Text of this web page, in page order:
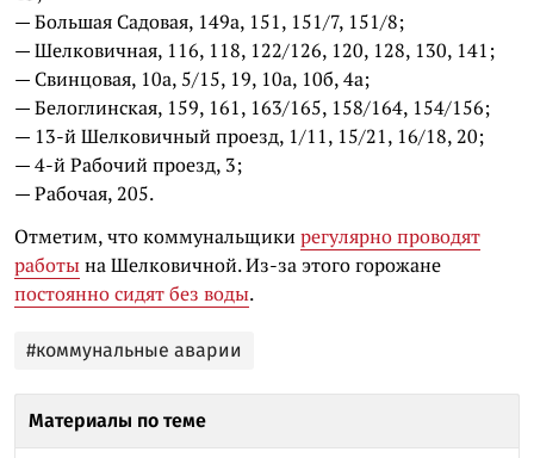
— Большая Садовая, 149а, 151, 151/7, 151/8;
— Шелковичная, 116, 118, 122/126, 120, 128, 130, 141;
— Свинцовая, 10а, 5/15, 19, 10а, 10б, 4а;
— Белоглинская, 159, 161, 163/165, 158/164, 154/156;
— 13-й Шелковичный проезд, 1/11, 15/21, 16/18, 20;
— 4-й Рабочий проезд, 3;
— Рабочая, 205.
Отметим, что коммунальщики регулярно проводят
работына Шелковичной. Из-за этого горожане
постоянно сидят без воды.
#коммунальные аварии
Материалы по теме